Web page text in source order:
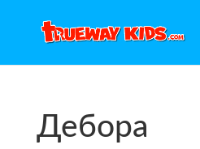
Дебора